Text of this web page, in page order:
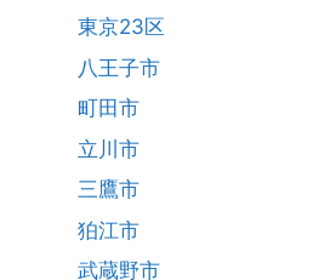
東京23区
八王子市
町田市
立川市
三鷹市
狛江市
武蔵野市